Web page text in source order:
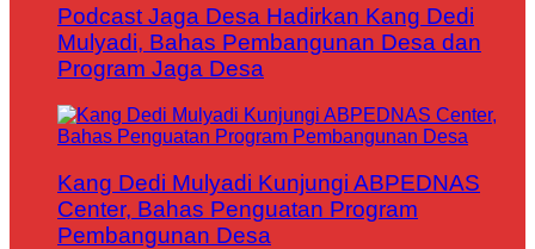
Podcast Jaga Desa Hadirkan Kang Dedi
Mulyadi, Bahas Pembangunan Desa dan
Program Jaga Desa
Kang Dedi Mulyadi Kunjungi ABPEDNAS
Center, Bahas Penguatan Program
Pembangunan Desa